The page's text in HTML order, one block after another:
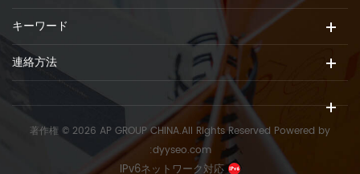
キーワード
連絡方法
著作権 © 2026 AP GROUP CHINA.All Rights Reserved Powered by
:dyyseo.com
IPv6ネットワーク対応